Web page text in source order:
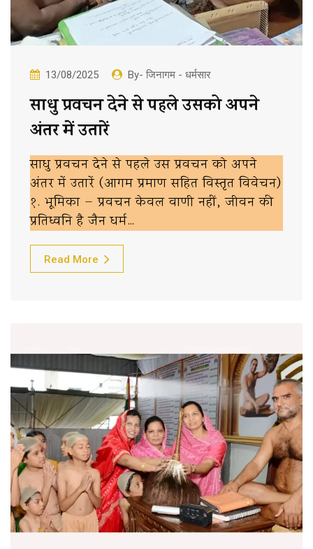
13/08/2025 By- जिनागम - धर्मसार
साधु प्रवचन देने से पहले उसको अपने
अंतर में उतारें
साधु प्रवचन देने से पहले उस प्रवचन को अपने
अंतर में उतारें (आगम प्रमाण सहित विस्तृत विवेचन)
१. भूमिका — प्रवचन केवल वाणी नहीं, जीवन की
प्रतिध्वनि है जैन धर्म…
Read More